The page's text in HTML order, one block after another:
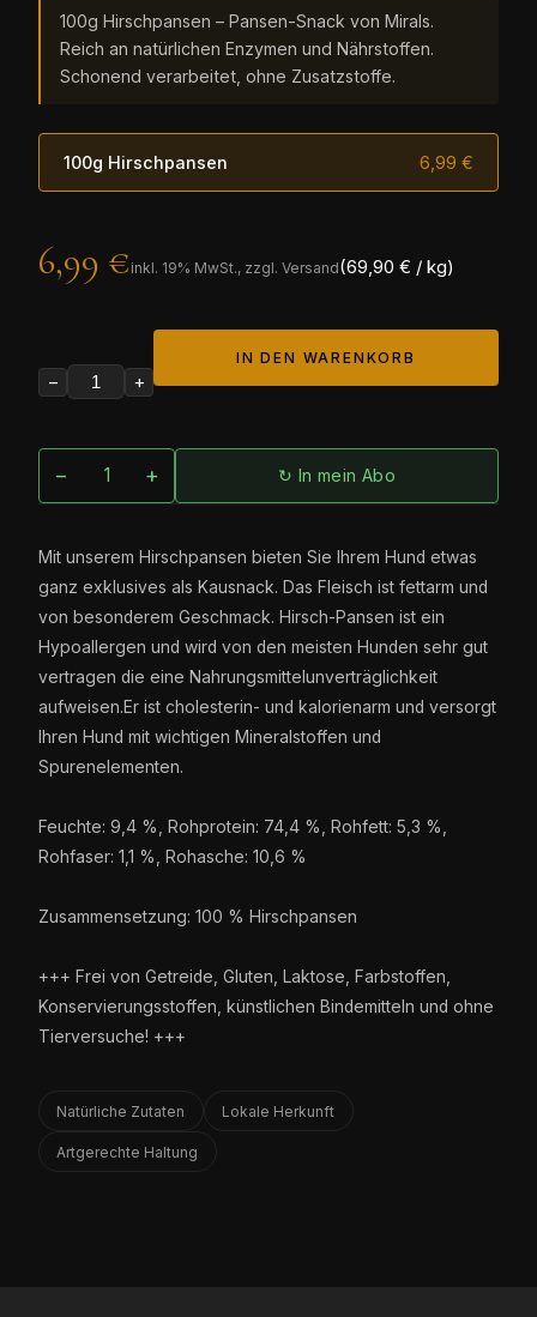
100g Hirschpansen – Pansen-Snack von Mirals.
Reich an natürlichen Enzymen und Nährstoffen.
Schonend verarbeitet, ohne Zusatzstoffe.
100g Hirschpansen 6,99 €
6,99 € inkl. 19% MwSt., zzgl. Versand(69,90 € / kg)
− +
IN DEN WARENKORB
− + ↻ In mein Abo
Mit unserem Hirschpansen bieten Sie Ihrem Hund etwas
ganz exklusives als Kausnack. Das Fleisch ist fettarm und
von besonderem Geschmack. Hirsch-Pansen ist ein
Hypoallergen und wird von den meisten Hunden sehr gut
vertragen die eine Nahrungsmittelunverträglichkeit
aufweisen.Er ist cholesterin- und kalorienarm und versorgt
Ihren Hund mit wichtigen Mineralstoffen und
Spurenelementen.
Feuchte: 9,4 %, Rohprotein: 74,4 %, Rohfett: 5,3 %,
Rohfaser: 1,1 %, Rohasche: 10,6 %
Zusammensetzung: 100 % Hirschpansen
+++ Frei von Getreide, Gluten, Laktose, Farbstoffen,
Konservierungsstoffen, künstlichen Bindemitteln und ohne
Tierversuche! +++
Natürliche Zutaten Lokale Herkunft
Artgerechte Haltung